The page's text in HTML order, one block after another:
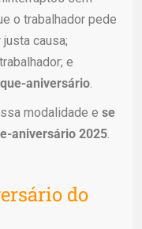
o trabalhador pede
causa;
e
aniversário
modalidade e se
aniversário 2025
do